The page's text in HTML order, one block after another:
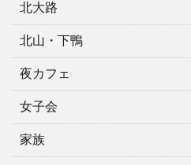
北大路
北山・下鴨
夜カフェ
女子会
家族